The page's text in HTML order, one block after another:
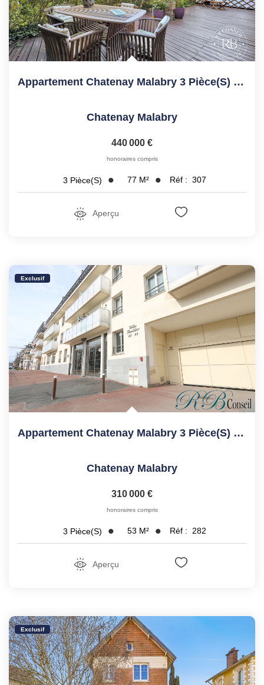
Appartement Chatenay Malabry 3 Pièce(s) 77.27 M2
Chatenay Malabry
440 000 €
honoraires compris
3 Pièce(s) 77 M² Réf : 307
Aperçu
Exclusif
Appartement Chatenay Malabry 3 Pièce(s) 53.23 M2
Chatenay Malabry
310 000 €
honoraires compris
3 Pièce(s) 53 M² Réf : 282
Aperçu
Exclusif